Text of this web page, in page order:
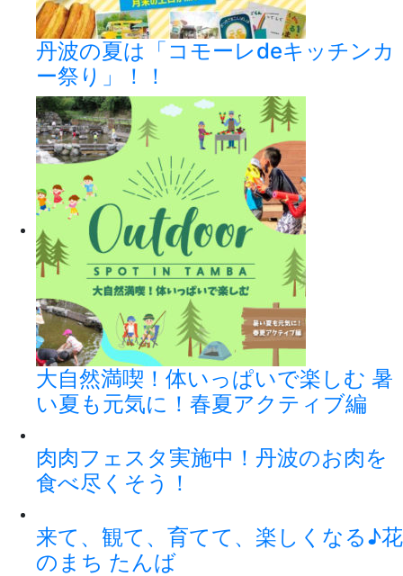
丹波の夏は「コモーレdeキッチンカ
ー祭り」！！
大自然満喫！体いっぱいで楽しむ 暑
い夏も元気に！春夏アクティブ編
肉肉フェスタ実施中！丹波のお肉を
食べ尽くそう！
来て、観て、育てて、楽しくなる♪花
のまち たんば